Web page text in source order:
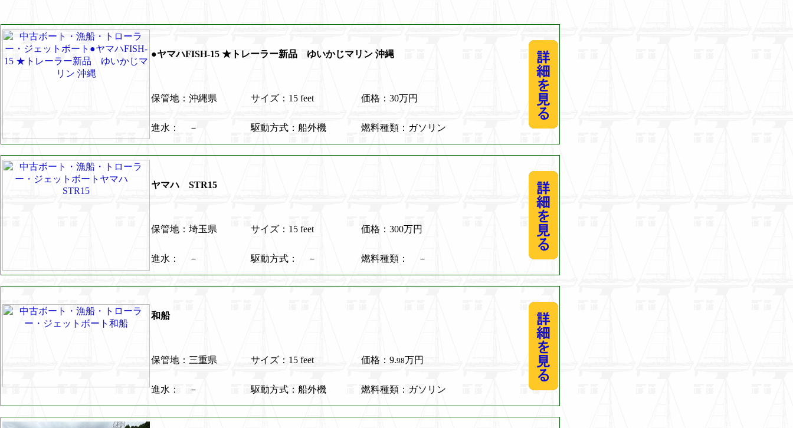
●ヤマハFISH-15 ★トレーラー新品 ゆいかじマリン 沖縄
保管地：沖縄県 サイズ：15 feet 価格：30万円
進水： － 駆動方式：船外機 燃料種類：ガソリン
ヤマハ STR15
保管地：埼玉県 サイズ：15 feet 価格：300万円
進水： － 駆動方式： － 燃料種類： －
和船
保管地：三重県 サイズ：15 feet 価格：9.98万円
進水： － 駆動方式：船外機 燃料種類：ガソリン